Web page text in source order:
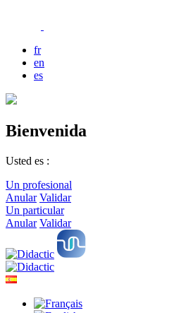
fr
en
es
Bienvenida
Usted es :
Un profesional
Anular Validar
Un particular
Anular Validar